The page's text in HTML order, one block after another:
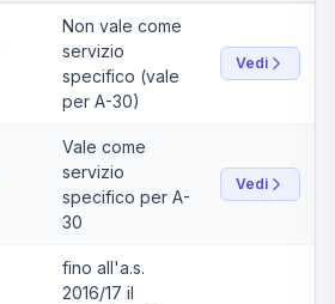
Non vale come
servizio
specifico (vale
per A-30)
Vedi
Vale come
servizio
specifico per A-
30
Vedi
fino all'a.s.
2016/17 il